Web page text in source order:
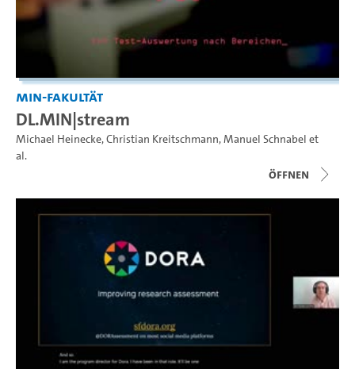
MIN-Fakultät
DL.MIN|stream
Michael Heinecke,Christian Kreitschmann,Manuel Schnabel et
al.
Öffnen